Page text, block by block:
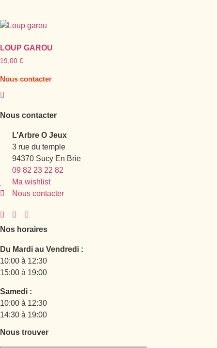
LOUP GAROU
19,00 €
Nous contacter
Nous contacter
L’Arbre O Jeux
3 rue du temple
94370 Sucy En Brie
09 82 23 22 82
Ma wishlist
Nous contacter
Nos horaires
Du Mardi au Vendredi :
10:00 à 12:30
15:00 à 19:00
Samedi :
10:00 à 12:30
14:30 à 19:00
Nous trouver